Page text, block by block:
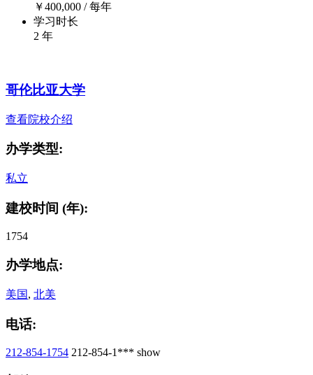
￥400,000 / 每年
学习时长
2 年
哥伦比亚大学
查看院校介绍
办学类型:
私立
建校时间 (年):
1754
办学地点:
美国, 北美
电话:
212-854-1754 212-854-1*** show